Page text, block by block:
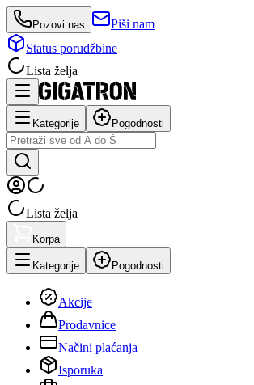
Pozovi nas
Piši nam
Status porudžbine
Lista želja
Kategorije Pogodnosti
Lista želja
Korpa
Kategorije Pogodnosti
Akcije
Prodavnice
Načini plaćanja
Isporuka